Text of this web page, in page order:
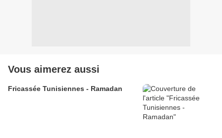
Vous aimerez aussi
Fricassée Tunisiennes - Ramadan